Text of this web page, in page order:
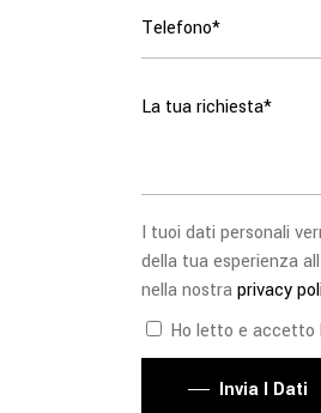
I tuoi dati personali
della tua esperienza
nella nostraprivacy
Ho letto e accetto
Invia I Dati